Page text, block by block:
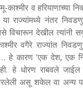
व हरियाणाच्या
या राज्यांमध्ये नंतर
देखील त्यांनी
वगैरे राज्यांत
हे कारण 'एक देश, एक
हे धोरण राबवले जाईल
असू शकेल वा अन्य